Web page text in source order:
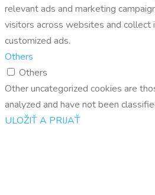
relevant ads and marketing
visitors across websites and collect
customized ads.
Others
Others
Other uncategorized cookies are
analyzed and have not been
ULOŽIŤ A PRIJAŤ